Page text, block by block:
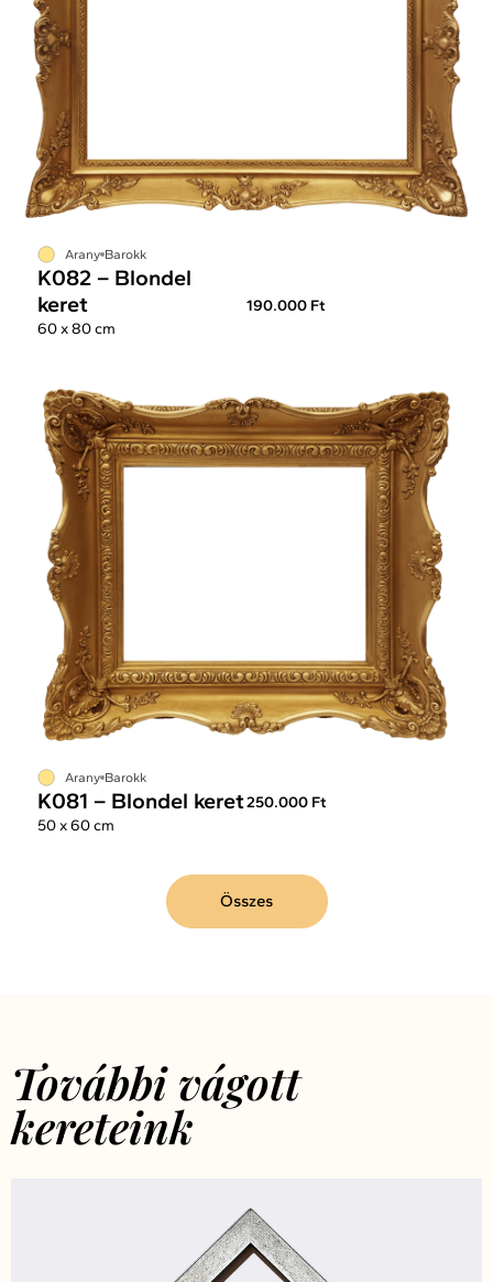
Arany Barokk
K082 – Blondel
keret
190.000 Ft
60 x 80 cm
Arany Barokk
K081 – Blondel keret250.000 Ft
50 x 60 cm
Összes
További vágott
kereteink